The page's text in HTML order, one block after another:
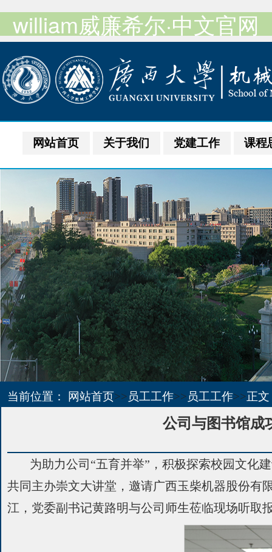
william威廉希尔·中文官网
网站首页 关于我们 党建工作 课程
当前位置： 网站首页>>员工工作>>员工工作>>正文
公司与图书馆成
为助力公司“五育并举”，积极探索校园文化
共同主办崇文大讲堂，邀请广西玉柴机器股份有
江，党委副书记黄路明与公司师生莅临现场听取